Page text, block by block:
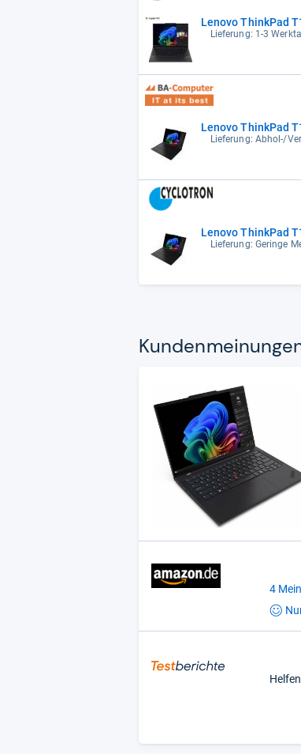
Lenovo ThinkPad
Lieferung: 1-3
Lenovo ThinkPad
Lieferung: Abhol-/
Lenovo ThinkPad
Lieferung: Geringe
4